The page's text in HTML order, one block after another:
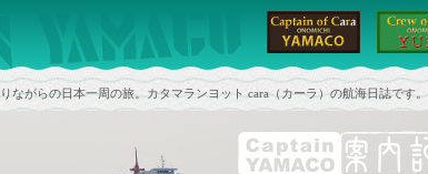
がらの日本一周の旅。カタマランヨット cara（カーラ）の航海日誌です。